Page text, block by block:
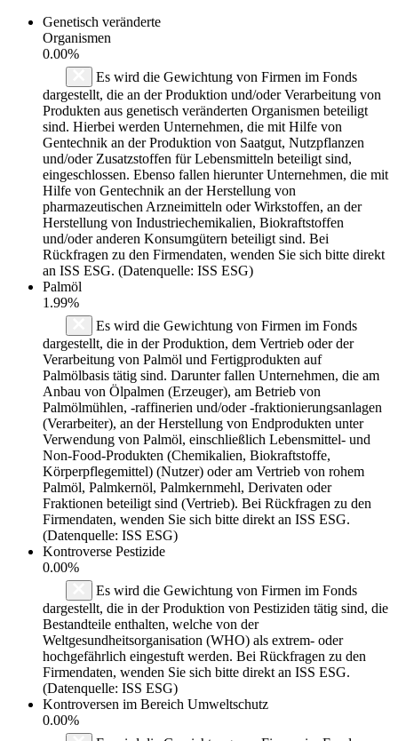
Genetisch veränderte
Organismen
0.00%
Es wird die Gewichtung von Firmen im Fonds
dargestellt, die an der Produktion und/oder Verarbeitung von
Produkten aus genetisch veränderten Organismen beteiligt
sind. Hierbei werden Unternehmen, die mit Hilfe von
Gentechnik an der Produktion von Saatgut, Nutzpflanzen
und/oder Zusatzstoffen für Lebensmitteln beteiligt sind,
eingeschlossen. Ebenso fallen hierunter Unternehmen, die mit
Hilfe von Gentechnik an der Herstellung von
pharmazeutischen Arzneimitteln oder Wirkstoffen, an der
Herstellung von Industriechemikalien, Biokraftstoffen
und/oder anderen Konsumgütern beteiligt sind. Bei
Rückfragen zu den Firmendaten, wenden Sie sich bitte direkt
an ISS ESG. (Datenquelle: ISS ESG)
Palmöl
1.99%
Es wird die Gewichtung von Firmen im Fonds
dargestellt, die in der Produktion, dem Vertrieb oder der
Verarbeitung von Palmöl und Fertigprodukten auf
Palmölbasis tätig sind. Darunter fallen Unternehmen, die am
Anbau von Ölpalmen (Erzeuger), am Betrieb von
Palmölmühlen, -raffinerien und/oder -fraktionierungsanlagen
(Verarbeiter), an der Herstellung von Endprodukten unter
Verwendung von Palmöl, einschließlich Lebensmittel- und
Non-Food-Produkten (Chemikalien, Biokraftstoffe,
Körperpflegemittel) (Nutzer) oder am Vertrieb von rohem
Palmöl, Palmkernöl, Palmkernmehl, Derivaten oder
Fraktionen beteiligt sind (Vertrieb). Bei Rückfragen zu den
Firmendaten, wenden Sie sich bitte direkt an ISS ESG.
(Datenquelle: ISS ESG)
Kontroverse Pestizide
0.00%
Es wird die Gewichtung von Firmen im Fonds
dargestellt, die in der Produktion von Pestiziden tätig sind, die
Bestandteile enthalten, welche von der
Weltgesundheitsorganisation (WHO) als extrem- oder
hochgefährlich eingestuft werden. Bei Rückfragen zu den
Firmendaten, wenden Sie sich bitte direkt an ISS ESG.
(Datenquelle: ISS ESG)
Kontroversen im Bereich Umweltschutz
0.00%